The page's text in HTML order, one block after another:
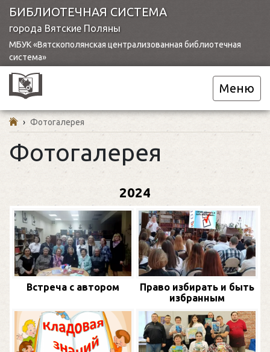
БИБЛИОТЕЧНАЯ СИСТЕМА
города Вятские Поляны
МБУК «Вятскополянская централизованная библиотечная
система»
Меню
› Фотогалерея
Фотогалерея
2024
Встреча с автором
Право избирать и быть
избранным